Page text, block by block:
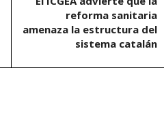
reforma sanitaria
amenaza la estructura del
sistema catalán